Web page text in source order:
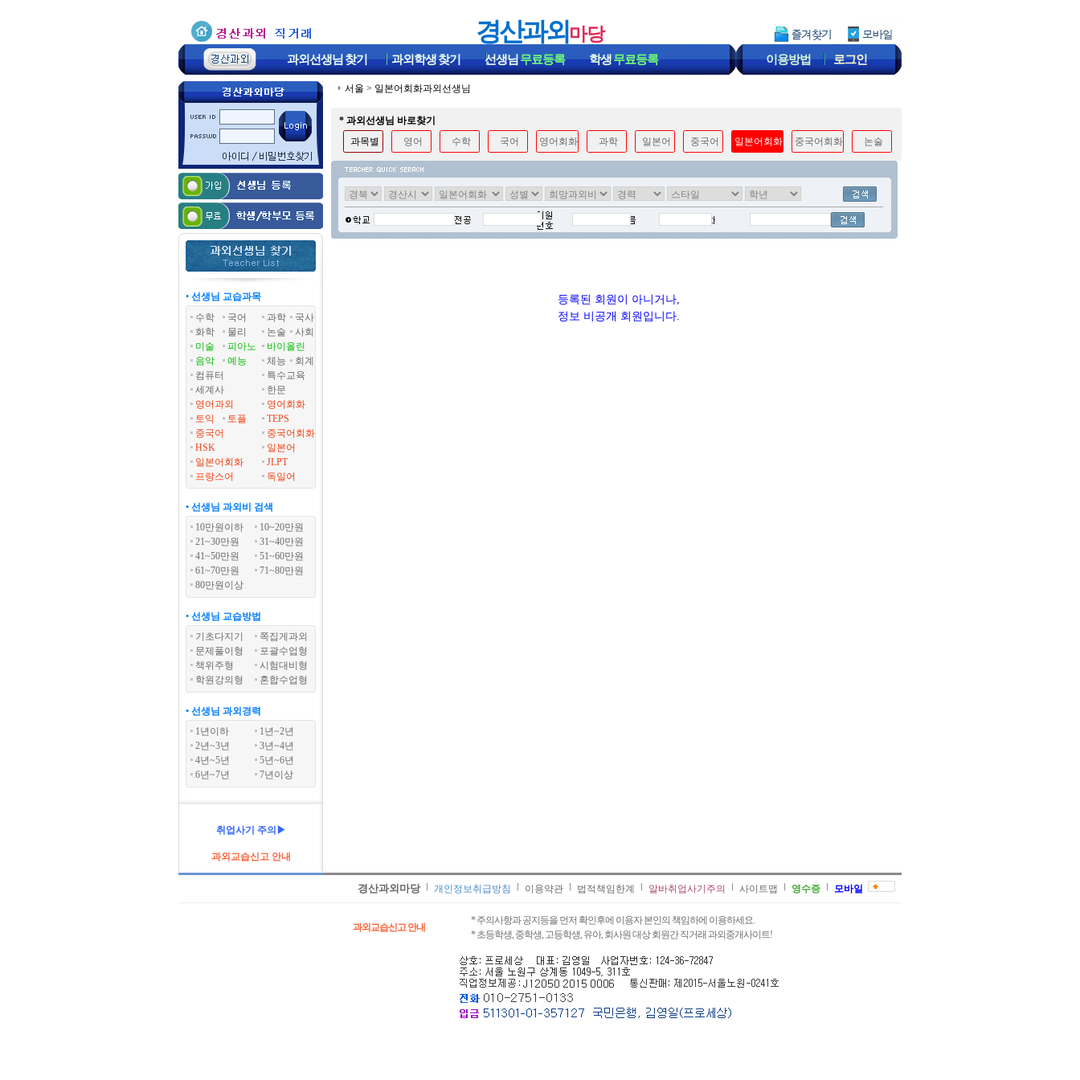
경산과외마당
과외선생님찾기 과외학생찾기 선생님무료등록 학생무료등록 이용방법 로그인
• 선생님 교습과목
수학
국어 과학
국사
화학
물리 논술
사회
미술
피아노
바이올린
음악
예능 체능
회계
컴퓨터
특수교육
세계사
한문
영어과외
영어회화
토익
토플
TEPS
중국어
중국어회화
HSK
일본어
일본어회화
JLPT
프랑스어
독일어
• 선생님 과외비 검색
10만원이하
10~20만원
21~30만원
31~40만원
41~50만원
51~60만원
61~70만원
71~80만원
80만원이상
• 선생님 교습방법
기초다지기
쪽집게과외
문제풀이형
포괄수업형
책위주형
시험대비형
학원강의형
혼합수업형
• 선생님 과외경력
1년이하
1년~2년
2년~3년
3년~4년
4년~5년
5년~6년
6년~7년
7년이상
취업사기 주의▶
과외교습신고 안내
서울 > 일본어회화과외선생님
* 과외선생님 바로찾기
과목별
영어 수학 국어 영어회화 과학 일본어 중국어 일본어회화 중국어회화 논술
등록된 회원이 아니거나,
정보 비공개 회원입니다.
경산과외마당 개인정보취급방침 이용약관 법적책임한계 알바취업사기주의 사이트맵 영수증 모바일
과외교습신고 안내
* 주의사항과 공지등을 먼저 확인후에 이용자 본인의 책임하에 이용하세요.
* 초등학생, 중학생, 고등학생, 유아, 회사원 대상 회원간 직거래 과외중개사이트!